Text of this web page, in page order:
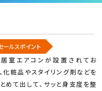
ールスポイント
室エアコンが設置されてお
化粧品やスタイリング剤などを
めて出して、サッと身支度を整